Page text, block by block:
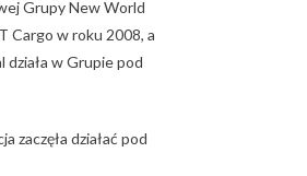
Grupy New World
Cargo w roku 2008, a
działa w Grupie pod
zaczęła działać pod